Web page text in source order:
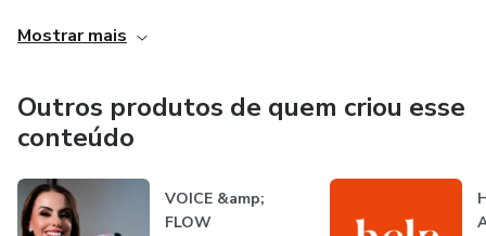
unindo visão estratégica, organização de produto e
prática e evolução contínua.
Mostrar mais
Outros produtos de quem criou esse
conteúdo
VOICE &amp;
FLOW